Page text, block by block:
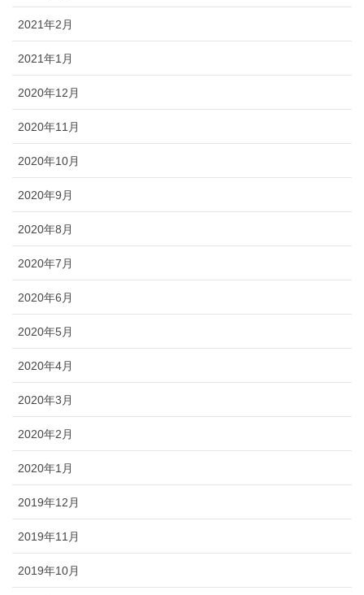
2021年2月
2021年1月
2020年12月
2020年11月
2020年10月
2020年9月
2020年8月
2020年7月
2020年6月
2020年5月
2020年4月
2020年3月
2020年2月
2020年1月
2019年12月
2019年11月
2019年10月